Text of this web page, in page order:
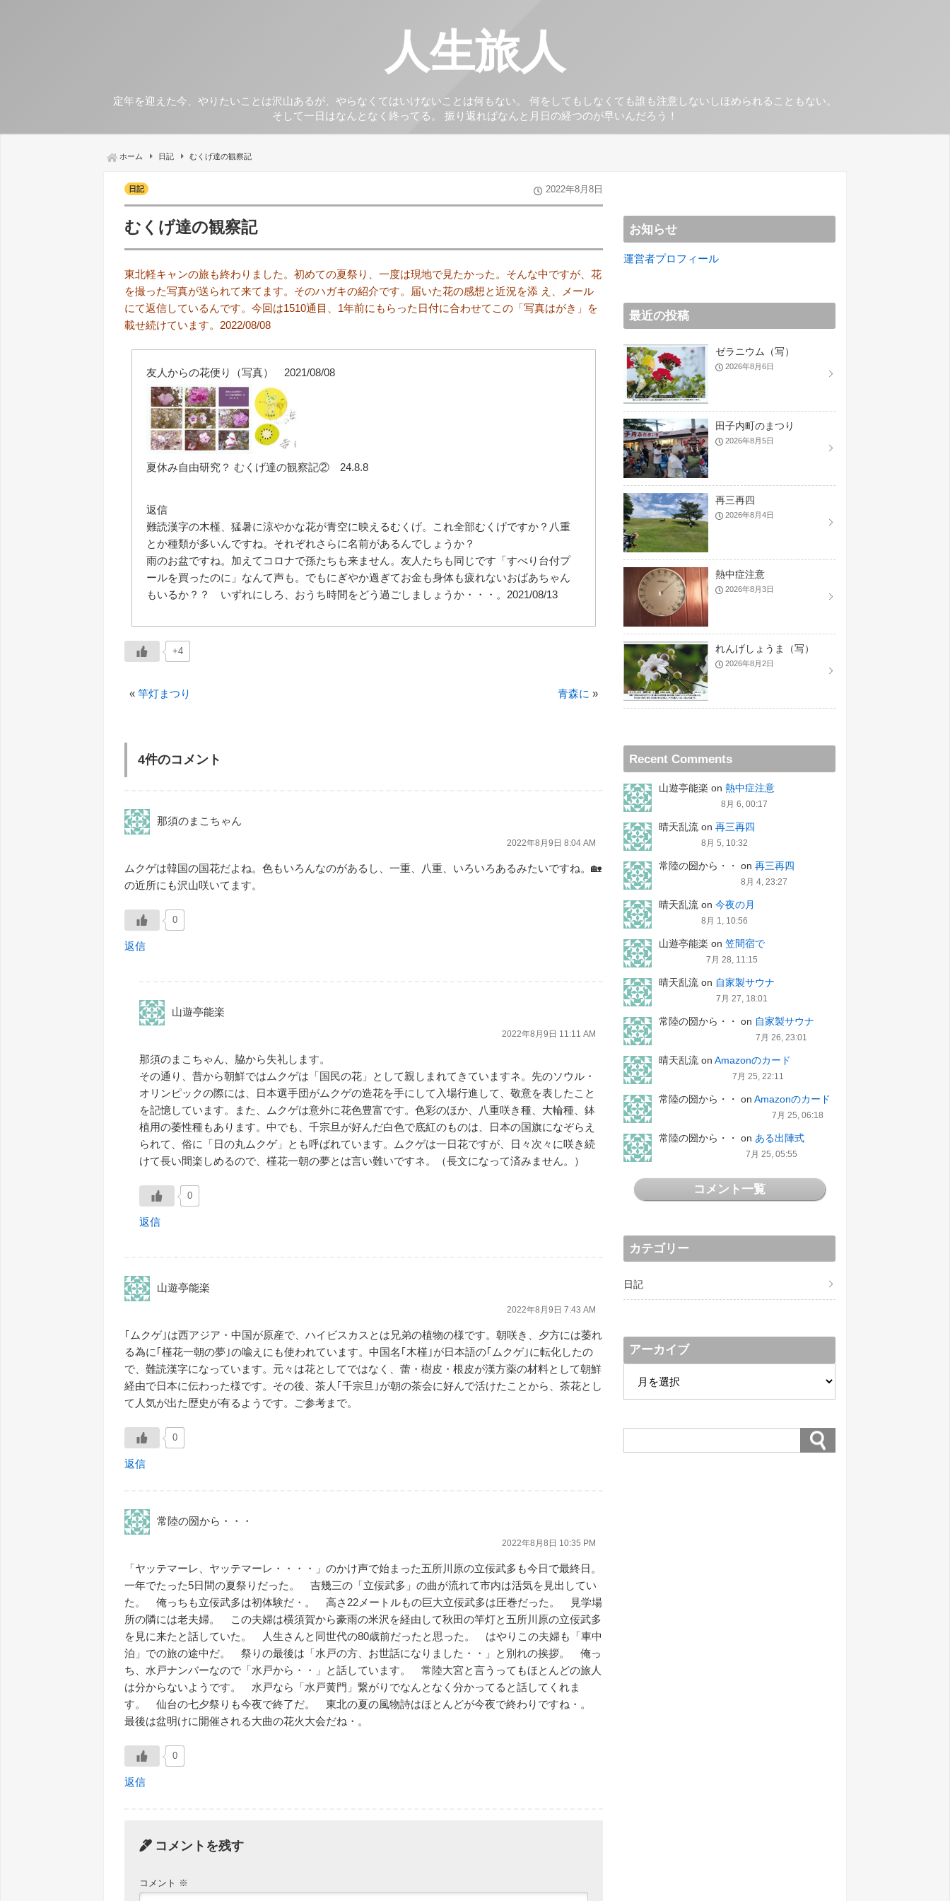
人生旅人
定年を迎えた今、やりたいことは沢山あるが、やらなくてはいけないことは何もない。 何をしてもしなくても誰も注意しないしほめられることもない。
そして一日はなんとなく終ってる。 振り返ればなんと月日の経つのが早いんだろう！
ホーム 日記 むくげ達の観察記
日記 2022年8月8日
むくげ達の観察記
東北軽キャンの旅も終わりました。初めての夏祭り、一度は現地で見たかった。そんな中ですが、花
を撮った写真が送られて来てます。そのハガキの紹介です。届いた花の感想と近況を添 え、メール
にて返信しているんです。今回は1510通目、1年前にもらった日付に合わせてこの「写真はがき」を
載せ続けています。2022/08/08
友人からの花便り（写真） 2021/08/08
夏休み自由研究？ むくげ達の観察記② 24.8.8
返信
難読漢字の木槿、猛暑に涼やかな花が青空に映えるむくげ。これ全部むくげですか？八重
とか種類が多いんですね。それぞれさらに名前があるんでしょうか？
雨のお盆ですね。加えてコロナで孫たちも来ません。友人たちも同じです「すべり台付プ
ールを買ったのに」なんて声も。でもにぎやか過ぎてお金も身体も疲れないおばあちゃん
もいるか？？ いずれにしろ、おうち時間をどう過ごしましょうか・・・。2021/08/13
+4
«竿灯まつり 青森に »
4件のコメント
那須のまこちゃん
2022年8月9日 8:04 AM
ムクゲは韓国の国花だよね。色もいろんなのがあるし、一重、八重、いろいろあるみたいですね。🏡
の近所にも沢山咲いてます。
0
返信
山遊亭能楽
2022年8月9日 11:11 AM
那須のまこちゃん、脇から失礼します。
その通り、昔から朝鮮ではムクゲは「国民の花」として親しまれてきていますネ。先のソウル・
オリンピックの際には、日本選手団がムクゲの造花を手にして入場行進して、敬意を表したこと
を記憶しています。また、ムクゲは意外に花色豊富です。色彩のほか、八重咲き種、大輪種、鉢
植用の萎性種もあります。中でも、千宗旦が好んだ白色で底紅のものは、日本の国旗になぞらえ
られて、俗に「日の丸ムクゲ」とも呼ばれています。ムクゲは一日花ですが、日々次々に咲き続
けて長い間楽しめるので、槿花一朝の夢とは言い難いですネ。（長文になって済みません。）
0
返信
山遊亭能楽
2022年8月9日 7:43 AM
｢ムクゲ｣は西アジア・中国が原産で、ハイビスカスとは兄弟の植物の様です。朝咲き、夕方には萎れ
る為に｢槿花一朝の夢｣の喩えにも使われています。中国名｢木槿｣が日本語の｢ムクゲ｣に転化したの
で、難読漢字になっています。元々は花としてではなく、蕾・樹皮・根皮が漢方薬の材料として朝鮮
経由で日本に伝わった様です。その後、茶人｢千宗旦｣が朝の茶会に好んで活けたことから、茶花とし
て人気が出た歴史が有るようです。ご参考まで。
0
返信
常陸の圀から・・・
2022年8月8日 10:35 PM
「ヤッテマーレ、ヤッテマーレ・・・・」のかけ声で始まった五所川原の立佞武多も今日で最終日。
一年でたった5日間の夏祭りだった。 吉幾三の「立佞武多」の曲が流れて市内は活気を見出してい
た。 俺っちも立佞武多は初体験だ・。 高さ22メートルもの巨大立佞武多は圧巻だった。 見学場
所の隣には老夫婦。 この夫婦は横須賀から豪雨の米沢を経由して秋田の竿灯と五所川原の立佞武多
を見に来たと話していた。 人生さんと同世代の80歳前だったと思った。 はやりこの夫婦も「車中
泊」での旅の途中だ。 祭りの最後は「水戸の方、お世話になりました・・」と別れの挨拶。 俺っ
ち、水戸ナンバーなので「水戸から・・」と話しています。 常陸大宮と言うってもほとんどの旅人
は分からないようです。 水戸なら「水戸黄門」繋がりでなんとなく分かってると話してくれま
す。 仙台の七夕祭りも今夜で終了だ。 東北の夏の風物詩はほとんどが今夜で終わりですね・。
最後は盆明けに開催される大曲の花火大会だね・。
0
返信
コメントを残す
コメント ※
お知らせ
運営者プロフィール
最近の投稿
ゼラニウム（写）
2026年8月6日
田子内町のまつり
2026年8月5日
再三再四
2026年8月4日
熱中症注意
2026年8月3日
れんげしょうま（写）
2026年8月2日
Recent Comments
山遊亭能楽 on 熱中症注意
8月 6, 00:17
晴天乱流 on 再三再四
8月 5, 10:32
常陸の圀から・・ on 再三再四
8月 4, 23:27
晴天乱流 on 今夜の月
8月 1, 10:56
山遊亭能楽 on 笠間宿で
7月 28, 11:15
晴天乱流 on 自家製サウナ
7月 27, 18:01
常陸の圀から・・ on 自家製サウナ
7月 26, 23:01
晴天乱流 on Amazonのカード
7月 25, 22:11
常陸の圀から・・ on Amazonのカード
7月 25, 06:18
常陸の圀から・・ on ある出陣式
7月 25, 05:55
コメント一覧
カテゴリー
日記
アーカイブ
カ
ブ